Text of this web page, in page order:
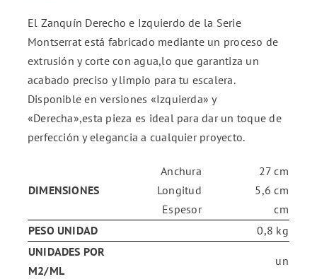
El Zanquín Derecho e Izquierdo de la Serie
Montserrat está fabricado mediante un proceso de
extrusión y corte con agua,lo que garantiza un
acabado preciso y limpio para tu escalera.
Disponible en versiones «Izquierda» y
«Derecha»,esta pieza es ideal para dar un toque de
perfección y elegancia a cualquier proyecto.
DIMENSIONES
Anchura
Longitud
Espesor
27 cm
5,6 cm
cm
PESO UNIDAD
0,8 kg
UNIDADES POR
M2/ML
un